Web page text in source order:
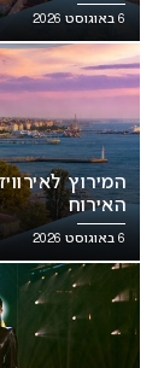
6 באוגוסט 2026
האירוח
6 באוגוסט 2026